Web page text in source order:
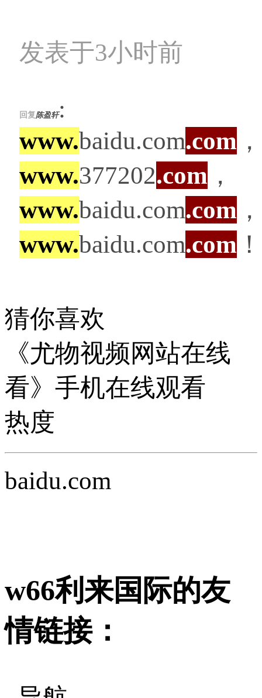
发表于3小时前
回复陈盈轩:
www.baidu.com.com ，
www.377202.com ，
www.baidu.com.com ，
www.baidu.com.com ！
猜你喜欢
《尤物视频网站在线
看》手机在线观看
热度
baidu.com
w66利来国际的友
情链接：